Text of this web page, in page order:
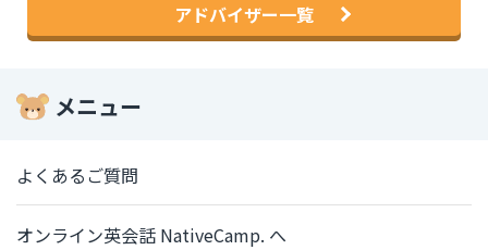
アドバイザー一覧
メニュー
よくあるご質問
オンライン英会話 NativeCamp. へ